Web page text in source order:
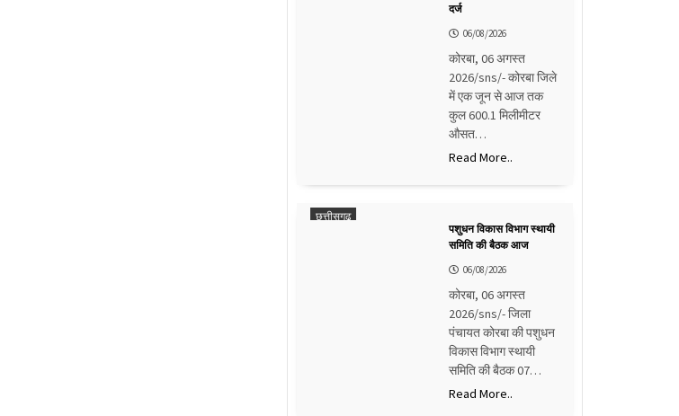
दर्ज
06/08/2026
कोरबा, 06 अगस्त
2026/sns/- कोरबा जिले
में एक जून से आज तक
कुल 600.1 मिलीमीटर
औसत…
Read More..
छत्तीसगढ़
पशुधन विकास विभाग स्थायी
समिति की बैठक आज
06/08/2026
कोरबा, 06 अगस्त
2026/sns/- जिला
पंचायत कोरबा की पशुधन
विकास विभाग स्थायी
समिति की बैठक 07…
Read More..